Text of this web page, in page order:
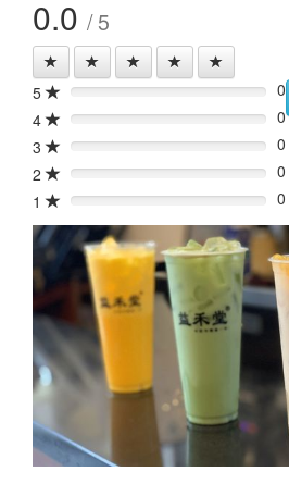
0.0 / 5
5 0%
0
4
0%
0
3
0%
0
2
0%
0
1
0% 0